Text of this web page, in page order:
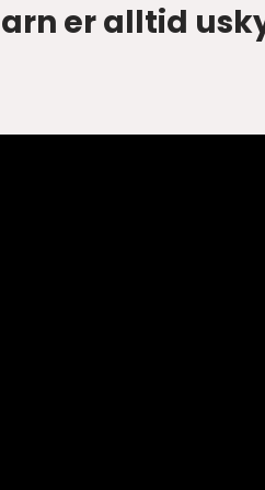
er alltid